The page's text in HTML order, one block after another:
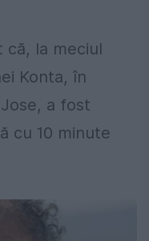
că, la meciul
Konta, în
a fost
cu 10 minute